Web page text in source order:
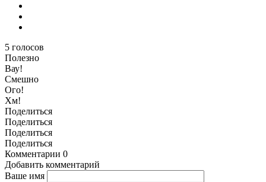
5 голосов
Полезно
Вау!
Смешно
Ого!
Хм!
Поделиться
Поделиться
Поделиться
Поделиться
Комментарии 0
Добавить комментарий
Ваше имя